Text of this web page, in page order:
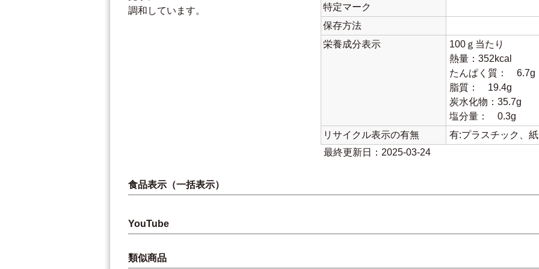
調和しています。
特定マーク
保存方法
栄養成分表示
100ｇ当たり
熱量：352kcal
たんぱく質： 6.7g
脂質： 19.4g
炭水化物：35.7g
塩分量： 0.3g
リサイクル表示の有無
有:プラスチック、
最終更新日：2025-03-24
食品表示（一括表示）
YouTube
類似商品